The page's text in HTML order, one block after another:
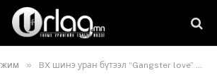
» BX шинэ уран бүтээл “Gangster love” дууны клип